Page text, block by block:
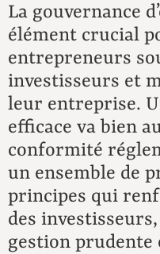
La gouvernance
élément crucial
entrepreneurs
investisseurs et
leur entreprise.
efficace va bien
conformité
un ensemble de
principes qui
des
gestion prudente